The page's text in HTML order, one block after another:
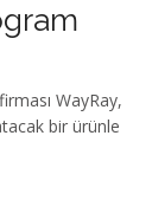
WayRay,
bir ürünle